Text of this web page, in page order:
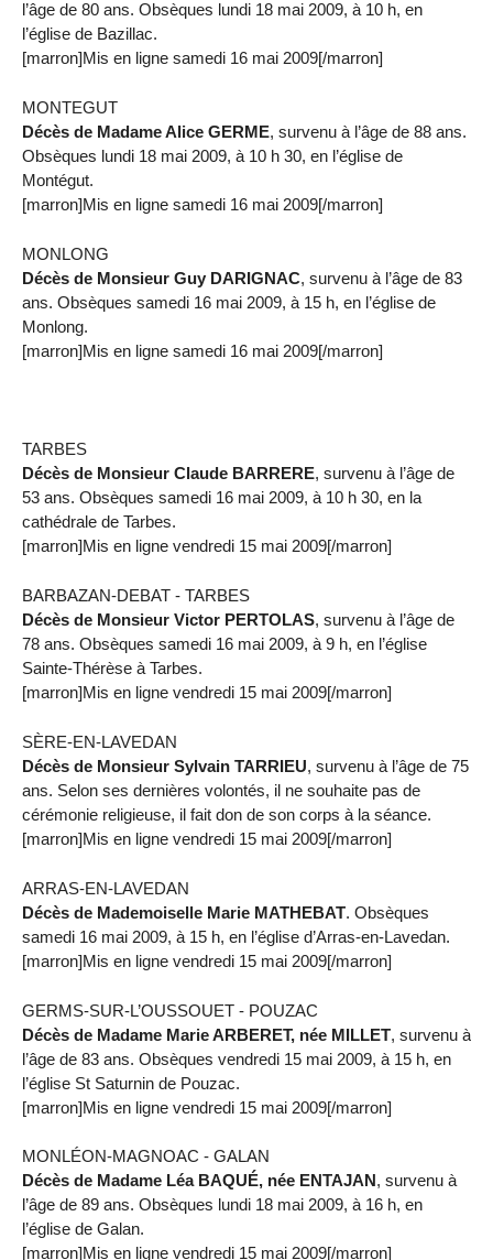
l’âge de 80 ans. Obsèques lundi 18 mai 2009, à 10 h, en
l’église de Bazillac.
[marron]Mis en ligne samedi 16 mai 2009[/marron]
MONTEGUT
Décès de Madame Alice GERME, survenu à l’âge de 88 ans.
Obsèques lundi 18 mai 2009, à 10 h 30, en l’église de
Montégut.
[marron]Mis en ligne samedi 16 mai 2009[/marron]
MONLONG
Décès de Monsieur Guy DARIGNAC, survenu à l’âge de 83
ans. Obsèques samedi 16 mai 2009, à 15 h, en l’église de
Monlong.
[marron]Mis en ligne samedi 16 mai 2009[/marron]
TARBES
Décès de Monsieur Claude BARRERE, survenu à l’âge de
53 ans. Obsèques samedi 16 mai 2009, à 10 h 30, en la
cathédrale de Tarbes.
[marron]Mis en ligne vendredi 15 mai 2009[/marron]
BARBAZAN-DEBAT - TARBES
Décès de Monsieur Victor PERTOLAS, survenu à l’âge de
78 ans. Obsèques samedi 16 mai 2009, à 9 h, en l’église
Sainte-Thérèse à Tarbes.
[marron]Mis en ligne vendredi 15 mai 2009[/marron]
SÈRE-EN-LAVEDAN
Décès de Monsieur Sylvain TARRIEU, survenu à l’âge de 75
ans. Selon ses dernières volontés, il ne souhaite pas de
cérémonie religieuse, il fait don de son corps à la séance.
[marron]Mis en ligne vendredi 15 mai 2009[/marron]
ARRAS-EN-LAVEDAN
Décès de Mademoiselle Marie MATHEBAT. Obsèques
samedi 16 mai 2009, à 15 h, en l’église d’Arras-en-Lavedan.
[marron]Mis en ligne vendredi 15 mai 2009[/marron]
GERMS-SUR-L’OUSSOUET - POUZAC
Décès de Madame Marie ARBERET, née MILLET, survenu à
l’âge de 83 ans. Obsèques vendredi 15 mai 2009, à 15 h, en
l’église St Saturnin de Pouzac.
[marron]Mis en ligne vendredi 15 mai 2009[/marron]
MONLÉON-MAGNOAC - GALAN
Décès de Madame Léa BAQUÉ, née ENTAJAN, survenu à
l’âge de 89 ans. Obsèques lundi 18 mai 2009, à 16 h, en
l’église de Galan.
[marron]Mis en ligne vendredi 15 mai 2009[/marron]